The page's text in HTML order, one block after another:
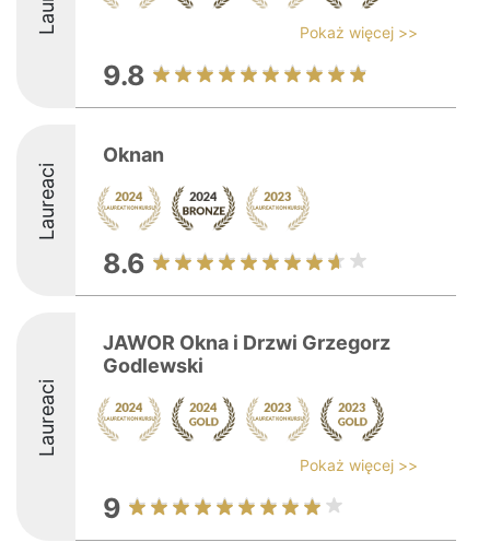
Pokaż więcej >>
9.8
Laureaci
Oknan
8.6
Laureaci
JAWOR Okna i Drzwi Grzegorz
Godlewski
Pokaż więcej >>
9